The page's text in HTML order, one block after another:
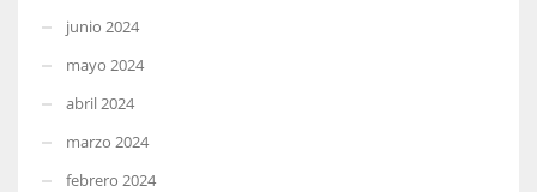
junio 2024
mayo 2024
abril 2024
marzo 2024
febrero 2024